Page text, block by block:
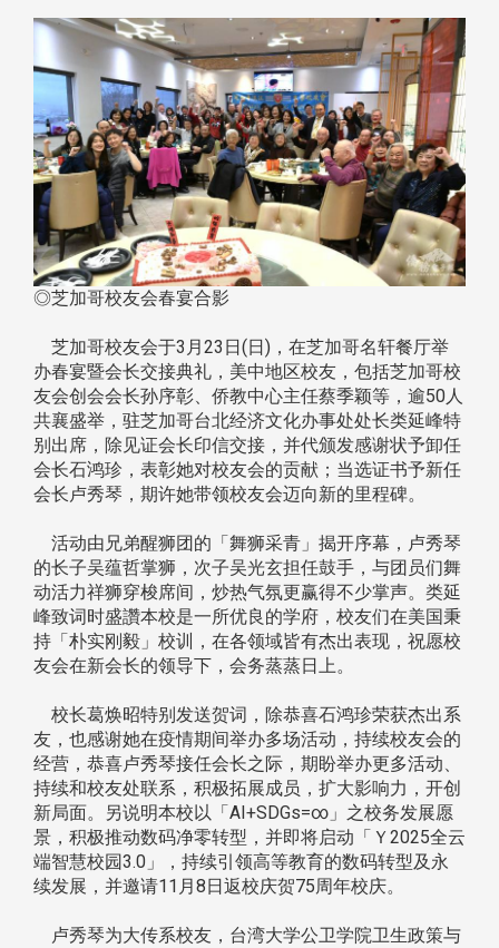
◎芝加哥校友会春宴合影
芝加哥校友会于3月23日(日)，在芝加哥名轩餐厅举
办春宴暨会长交接典礼，美中地区校友，包括芝加哥校
友会创会会长孙序彰、侨教中心主任蔡季颖等，逾50人
共襄盛举，驻芝加哥台北经济文化办事处处长类延峰特
别出席，除见证会长印信交接，并代颁发感谢状予卸任
会长石鸿珍，表彰她对校友会的贡献；当选证书予新任
会长卢秀琴，期许她带领校友会迈向新的里程碑。
活动由兄弟醒狮团的「舞狮采青」揭开序幕，卢秀琴
的长子吴蕴哲掌狮，次子吴光玄担任鼓手，与团员们舞
动活力祥狮穿梭席间，炒热气氛更赢得不少掌声。类延
峰致词时盛讚本校是一所优良的学府，校友们在美国秉
持「朴实刚毅」校训，在各领域皆有杰出表现，祝愿校
友会在新会长的领导下，会务蒸蒸日上。
校长葛焕昭特别发送贺词，除恭喜石鸿珍荣获杰出系
友，也感谢她在疫情期间举办多场活动，持续校友会的
经营，恭喜卢秀琴接任会长之际，期盼举办更多活动、
持续和校友处联系，积极拓展成员，扩大影响力，开创
新局面。另说明本校以「AI+SDGs=∞」之校务发展愿
景，积极推动数码净零转型，并即将启动「Ｙ2025全云
端智慧校园3.0」，持续引领高等教育的数码转型及永
续发展，并邀请11月8日返校庆贺75周年校庆。
卢秀琴为大传系校友，台湾大学公卫学院卫生政策与